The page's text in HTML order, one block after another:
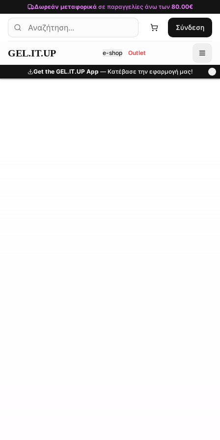
Μετάβαση στο κύριο περιεχόμενο
Δωρεάν μεταφορικάσε παραγγελίες άνω των 80.00€
Σύνδεση
GEL.IT.UP e-shop Outlet
Get the GEL.IT.UP App — Κατέβασε την εφαρμογή μας!